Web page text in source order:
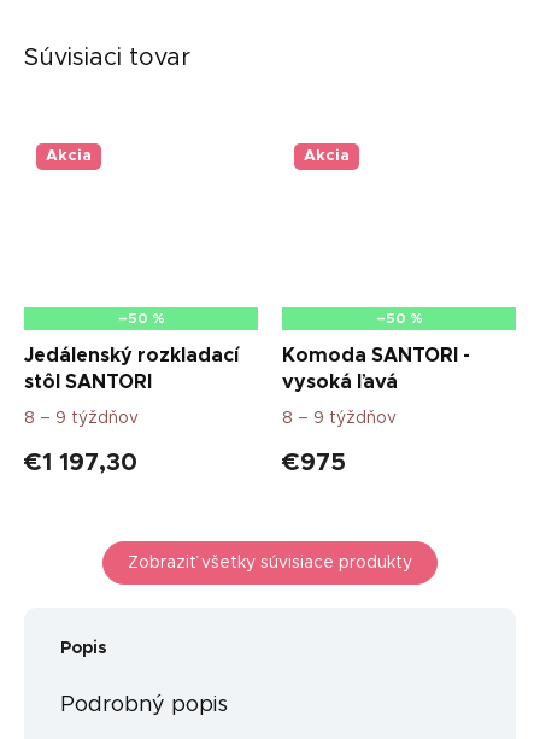
Súvisiaci tovar
Akcia
–50 %
Jedálenský rozkladací
stôl SANTORI
8 – 9 týždňov
€1 197,30
Akcia
–50 %
Komoda SANTORI -
vysoká ľavá
8 – 9 týždňov
€975
Zobraziť všetky súvisiace produkty
Popis
Podrobný popis